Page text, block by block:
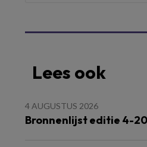
Lees ook
4 AUGUSTUS 2026
Bronnenlijst editie 4-